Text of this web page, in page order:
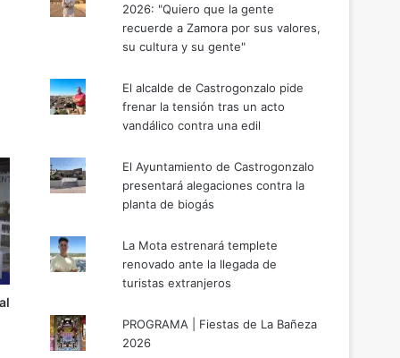
2026: "Quiero que la gente
recuerde a Zamora por sus valores,
su cultura y su gente"
El alcalde de Castrogonzalo pide
frenar la tensión tras un acto
vandálico contra una edil
El Ayuntamiento de Castrogonzalo
presentará alegaciones contra la
planta de biogás
La Mota estrenará templete
renovado ante la llegada de
turistas extranjeros
PROGRAMA | Fiestas de La Bañeza
2026